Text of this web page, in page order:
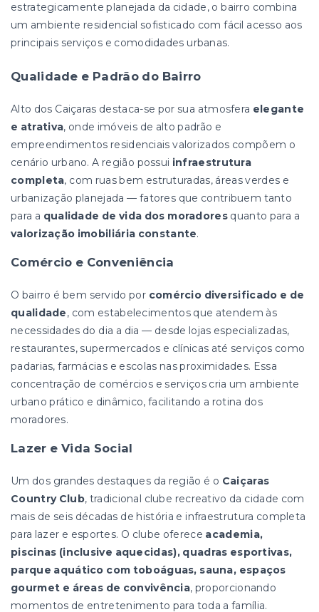
estrategicamente planejada da cidade, o bairro combina
um ambiente residencial sofisticado com fácil acesso aos
principais serviços e comodidades urbanas.
Qualidade e Padrão do Bairro
Alto dos Caiçaras destaca-se por sua atmosfera elegante
e atrativa, onde imóveis de alto padrão e
empreendimentos residenciais valorizados compõem o
cenário urbano. A região possui infraestrutura
completa, com ruas bem estruturadas, áreas verdes e
urbanização planejada — fatores que contribuem tanto
para a qualidade de vida dos moradoresquanto para a
valorização imobiliária constante.
Comércio e Conveniência
O bairro é bem servido por comércio diversificado e de
qualidade, com estabelecimentos que atendem às
necessidades do dia a dia — desde lojas especializadas,
restaurantes, supermercados e clínicas até serviços como
padarias, farmácias e escolas nas proximidades. Essa
concentração de comércios e serviços cria um ambiente
urbano prático e dinâmico, facilitando a rotina dos
moradores.
Lazer e Vida Social
Um dos grandes destaques da região é o Caiçaras
Country Club, tradicional clube recreativo da cidade com
mais de seis décadas de história e infraestrutura completa
para lazer e esportes. O clube oferece academia,
piscinas (inclusive aquecidas), quadras esportivas,
parque aquático com toboáguas, sauna, espaços
gourmet e áreas de convivência, proporcionando
momentos de entretenimento para toda a família.